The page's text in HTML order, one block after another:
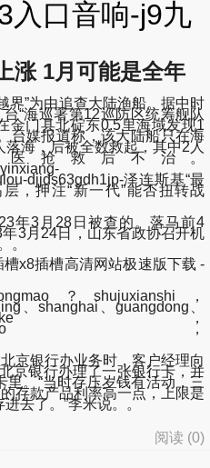
入口音响-j9九
涨 1月可能是全年
”为由追查大陆渔船。据中时
“海巡署第12巡防区统筹舰队
金门县北碇东0.5里海域发现1
台媒报道称，该大陆船只在海
海，后被全数救起，其中2人
抢救后不治。
djjds63gdh1jp-泽连斯基“最
，押注“新一代”能否扭转战
3月28日被查的。落马前4
3月24日，山东省政协召开机
。
x8插槽高清网站极速版下载 -
？shujuxianshi，
、shanghai、guangdong、
，
，
银行办业务时，客户经理向
京银行办理了一张银行卡，并
。“当时存压岁钱有活动，三
存款产品利率高一点，上限是
去了。”李米说。。
阅读 (0)